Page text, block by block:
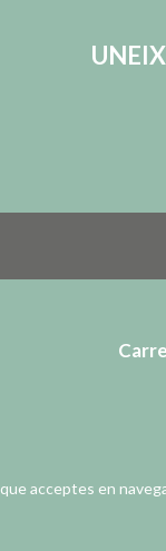
POLÍTICA
acceptes en